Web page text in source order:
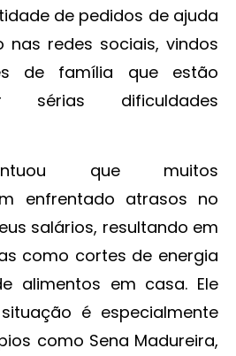
de pedidos de ajuda
nas redes sociais, vindos
de família que estão
sérias dificuldades
que muitos
enfrentado atrasos no
salários, resultando em
como cortes de energia
alimentos em casa. Ele
é especialmente
como Sena Madureira,